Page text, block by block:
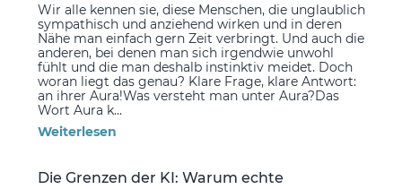
Wir alle kennen sie, diese Menschen, die unglaublich
sympathisch und anziehend wirken und in deren
Nähe man einfach gern Zeit verbringt. Und auch die
anderen, bei denen man sich irgendwie unwohl
fühlt und die man deshalb instinktiv meidet. Doch
woran liegt das genau? Klare Frage, klare Antwort:
an ihrer Aura!Was versteht man unter Aura?Das
Wort Aura k...
Weiterlesen
Die Grenzen der KI: Warum echte